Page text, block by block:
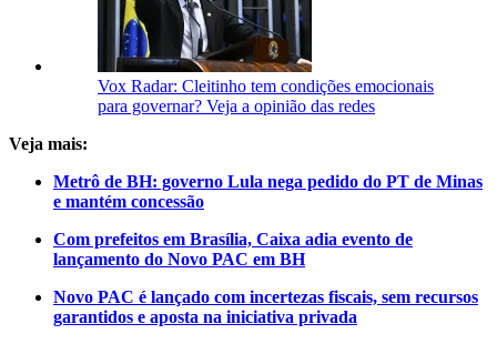
Vox Radar: Cleitinho tem condições emocionais
para governar? Veja a opinião das redes
Veja mais:
Metrô de BH: governo Lula nega pedido do PT de Minas
e mantém concessão
Com prefeitos em Brasília, Caixa adia evento de
lançamento do Novo PAC em BH
Novo PAC é lançado com incertezas fiscais, sem recursos
garantidos e aposta na iniciativa privada